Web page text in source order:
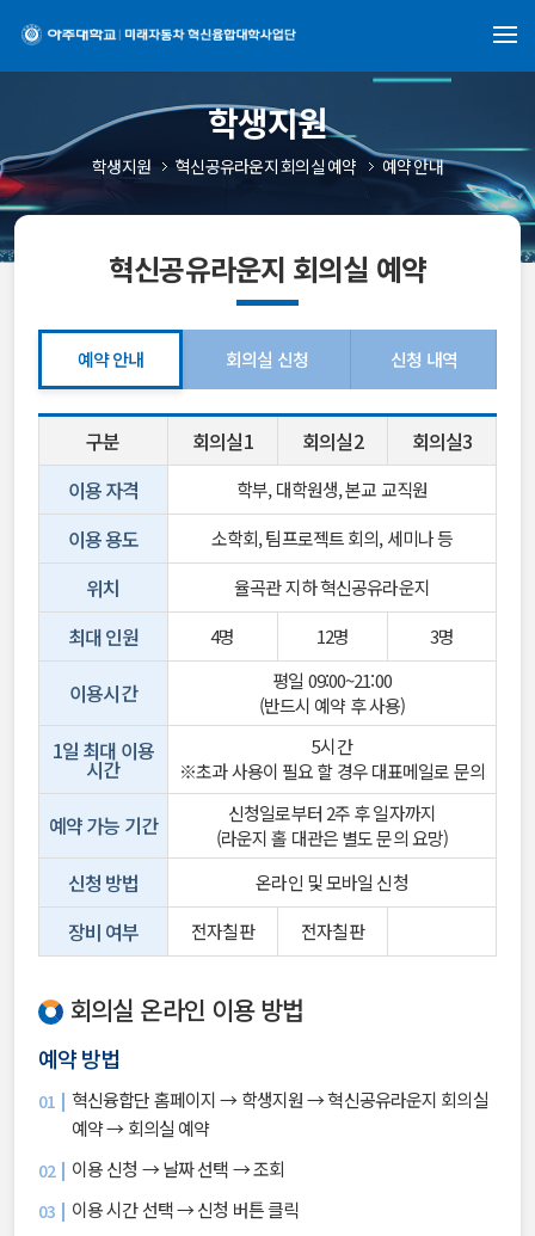
학생지원
학생지원 혁신공유라운지 회의실 예약 예약 안내
혁신공유라운지 회의실 예약
예약 안내 회의실 신청 신청 내역
구분 회의실1 회의실2
회의실3
이용 자격
학부, 대학원생, 본교 교직원
이용 용도 소학회, 팀프로젝트 회의, 세미나 등
위치 율곡관 지하 혁신공유라운지
최대 인원 4명 12명 3명
이용시간
평일 09:00~21:00
(반드시 예약 후 사용)
1일 최대 이용
시간
5시간
※초과 사용이 필요 할 경우 대표메일로 문의
예약 가능 기간
신청일로부터 2주 후 일자까지
(라운지 홀 대관은 별도 문의 요망)
신청 방법 온라인 및 모바일 신청
장비 여부 전자칠판 전자칠판
회의실 온라인 이용 방법
예약 방법
혁신융합단 홈페이지 → 학생지원 → 혁신공유라운지 회의실
예약 → 회의실 예약
이용 신청 → 날짜 선택 → 조회
이용 시간 선택 → 신청 버튼 클릭